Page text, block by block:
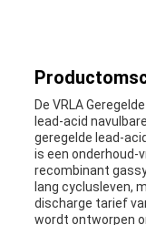
De VRLA
lead-acid
geregelde lead-
is een onderhoud-
recombinant
lang cyclusleven,
discharge tarief
wordt ontworpen